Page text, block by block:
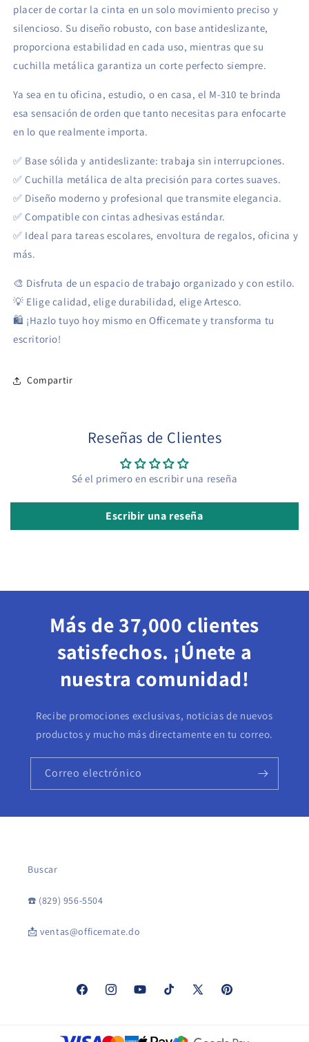
placer de cortar la cinta en un solo movimiento preciso y
silencioso. Su diseño robusto, con base antideslizante,
proporciona estabilidad en cada uso, mientras que su
cuchilla metálica garantiza un corte perfecto siempre.
Ya sea en tu oficina, estudio, o en casa, el M-310 te brinda
esa sensación de orden que tanto necesitas para enfocarte
en lo que realmente importa.
✅ Base sólida y antideslizante: trabaja sin interrupciones.
✅ Cuchilla metálica de alta precisión para cortes suaves.
✅ Diseño moderno y profesional que transmite elegancia.
✅ Compatible con cintas adhesivas estándar.
✅ Ideal para tareas escolares, envoltura de regalos, oficina y
más.
🎨 Disfruta de un espacio de trabajo organizado y con estilo.
💡 Elige calidad, elige durabilidad, elige Artesco.
🛍 ¡Hazlo tuyo hoy mismo en Officemate y transforma tu
escritorio!
Compartir
Reseñas de Clientes
Sé el primero en escribir una reseña
Escribir una reseña
Más de 37,000 clientes
satisfechos. ¡Únete a
nuestra comunidad!
Recibe promociones exclusivas, noticias de nuevos
productos y mucho más directamente en tu correo.
Correo electrónico
Buscar
☎️ (829) 956-5504
📩 ventas@officemate.do
FacebookInstagramYouTubeTikTok
X
Pinterest